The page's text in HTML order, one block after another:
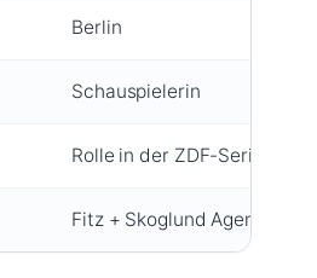
Berlin
Schauspielerin
Rolle in der ZDF-Serie
Fitz + Skoglund Agents